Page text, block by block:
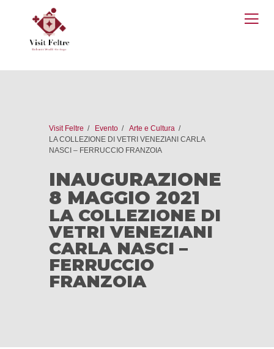
Visit Feltre Evento
Arte e Cultura
LA COLLEZIONE DI VETRI VENEZIANI CARLA
NASCI – FERRUCCIO FRANZOIA
INAUGURAZIONE
8 MAGGIO 2021
LA COLLEZIONE DI
VETRI VENEZIANI
CARLA NASCI –
FERRUCCIO
FRANZOIA